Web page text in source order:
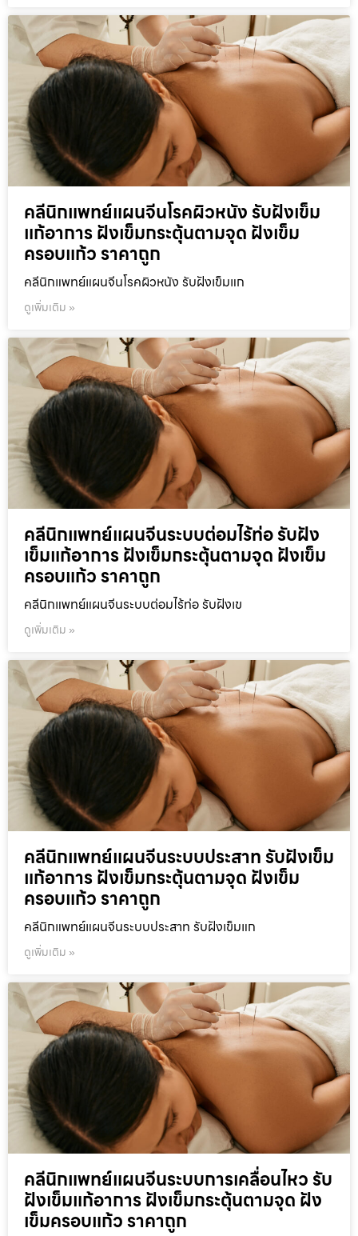
คลีนิกแพทย์แผนจีนโรคผิวหนัง รับฝังเข็ม
แก้อาการ ฝังเข็มกระตุ้นตามจุด ฝังเข็ม
ครอบแก้ว ราคาถูก
คลีนิกแพทย์แผนจีนโรคผิวหนัง รับฝังเข็มแก
ดูเพิ่มเติม »
คลีนิกแพทย์แผนจีนระบบต่อมไร้ท่อ รับฝัง
เข็มแก้อาการ ฝังเข็มกระตุ้นตามจุด ฝังเข็ม
ครอบแก้ว ราคาถูก
คลีนิกแพทย์แผนจีนระบบต่อมไร้ท่อ รับฝังเข
ดูเพิ่มเติม »
คลีนิกแพทย์แผนจีนระบบประสาท รับฝังเข็ม
แก้อาการ ฝังเข็มกระตุ้นตามจุด ฝังเข็ม
ครอบแก้ว ราคาถูก
คลีนิกแพทย์แผนจีนระบบประสาท รับฝังเข็มแก
ดูเพิ่มเติม »
คลีนิกแพทย์แผนจีนระบบการเคลื่อนไหว รับ
ฝังเข็มแก้อาการ ฝังเข็มกระตุ้นตามจุด ฝัง
เข็มครอบแก้ว ราคาถูก